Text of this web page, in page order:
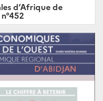
d’Afrique de